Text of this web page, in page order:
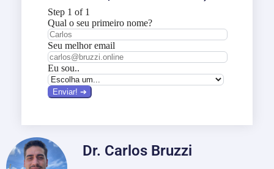
Dr. Carlos Bruzzi